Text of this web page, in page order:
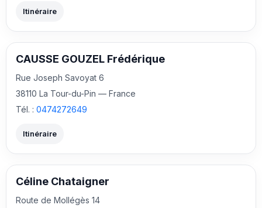
Itinéraire
CAUSSE GOUZEL Frédérique
Rue Joseph Savoyat 6
38110 La Tour-du-Pin — France
Tél. : 0474272649
Itinéraire
Céline Chataigner
Route de Mollégès 14